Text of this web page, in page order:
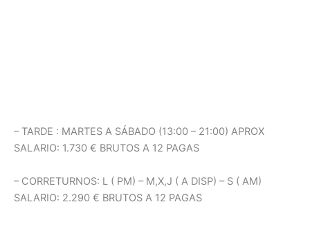
– TARDE : MARTES A SÁBADO (13:00 – 21:00) APROX
SALARIO: 1.730 € BRUTOS A 12 PAGAS
– CORRETURNOS: L ( PM) – M,X,J ( A DISP) – S ( AM)
SALARIO: 2.290 € BRUTOS A 12 PAGAS